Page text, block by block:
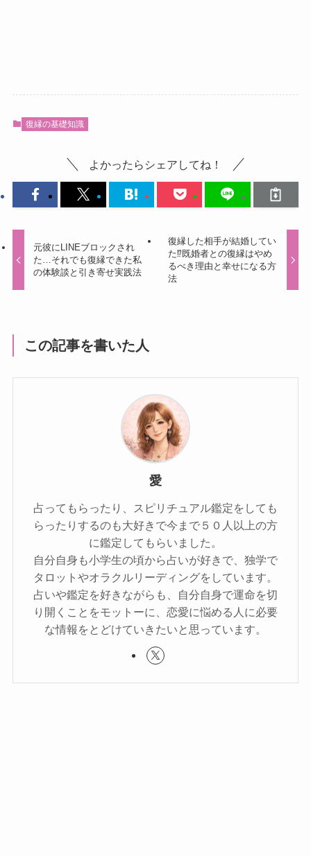
復縁の基礎知識
よかったらシェアしてね！
元彼にLINEブロックされ
た…それでも復縁できた私
の体験談と引き寄せ実践法
復縁した相手が結婚してい
た⁉既婚者との復縁はやめ
るべき理由と幸せになる方
法
この記事を書いた人
愛
占ってもらったり、スピリチュアル鑑定をしても
らったりするのも大好きで今まで５０人以上の方
に鑑定してもらいました。
自分自身も小学生の頃から占いが好きで、独学で
タロットやオラクルリーディングをしています。
占いや鑑定を好きながらも、自分自身で運命を切
り開くことをモットーに、恋愛に悩める人に必要
な情報をとどけていきたいと思っています。